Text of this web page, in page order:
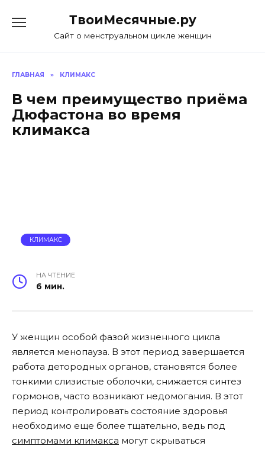
ТвоиМесячные.ру
Сайт о менструальном цикле женщин
ГЛАВНАЯ » КЛИМАКС
В чем преимущество приёма
Дюфастона во время
климакса
КЛИМАКС
НА ЧТЕНИЕ
6 мин.
У женщин особой фазой жизненного цикла
является менопауза. В этот период завершается
работа детородных органов, становятся более
тонкими слизистые оболочки, снижается синтез
гормонов, часто возникают недомогания. В этот
период контролировать состояние здоровья
необходимо еще более тщательно, ведь под
симптомами климакса могут скрываться